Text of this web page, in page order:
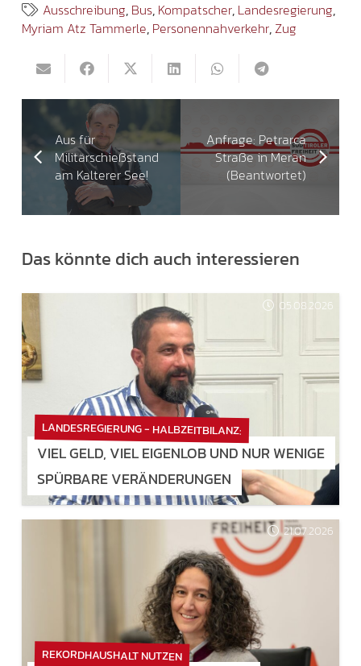
Ausschreibung, Bus, Kompatscher, Landesregierung,
Myriam Atz Tammerle, Personennahverkehr, Zug
Aus für
Militärschießstand
am Kalterer See!
Anfrage: Petrarca
Straße in Meran
(Beantwortet)
Das könnte dich auch interessieren
05.08.2026
LANDESREGIERUNG - HALBZEITBILANZ:
VIEL GELD, VIEL EIGENLOB UND NUR WENIGE
SPÜRBARE VERÄNDERUNGEN
21.07.2026
REKORDHAUSHALT NUTZEN